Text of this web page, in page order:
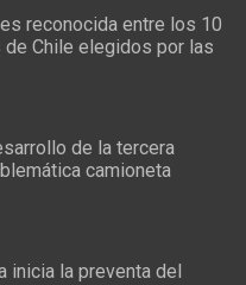
reconocida entre los 10
Chile elegidos por las
de la tercera
camioneta
inicia la preventa del